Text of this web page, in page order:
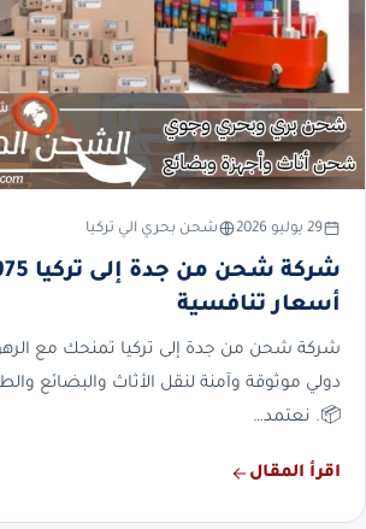
29 يوليو 2026 شحن بحري الي تركيا
شركة
أسعار تنافسية
شركة شحن من جدة إلى تركيا تمنحك مع
دولي موثوقة وآمنة لنقل الأثاث والبضائع
📦. نعتمد…
اقرأ المقال